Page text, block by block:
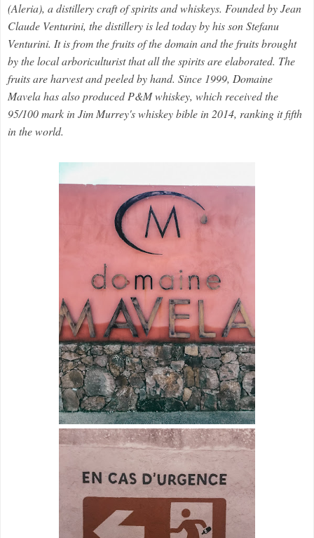
(Aleria), a distillery craft of spirits and whiskeys. Founded by Jean
Claude Venturini, the distillery is led today by his son Stefanu
Venturini. It is from the fruits of the domain and the fruits brought
by the local arboriculturist that all the spirits are elaborated. The
fruits are harvest and peeled by hand. Since 1999, Domaine
Mavela has also produced P&M whiskey, which received the
95/100 mark in Jim Murrey's whiskey bible in 2014, ranking it fifth
in the world.